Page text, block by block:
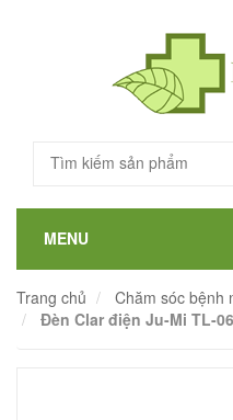
MENU
Trang chủ
Chăm sóc bệnh
Đèn Clar điện Ju-Mi TL-